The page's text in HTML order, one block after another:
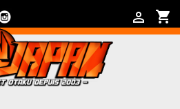
shopping_cart
